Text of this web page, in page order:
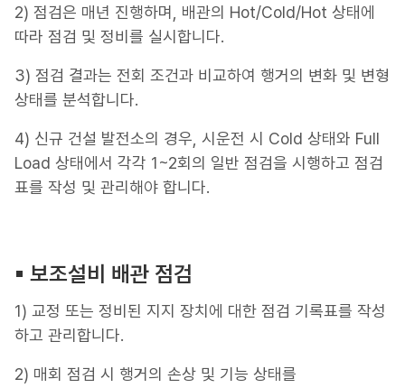
2) 점검은 매년 진행하며, 배관의 Hot/Cold/Hot 상태에
따라 점검 및 정비를 실시합니다.
3) 점검 결과는 전회 조건과 비교하여 행거의 변화 및 변형
상태를 분석합니다.
4) 신규 건설 발전소의 경우, 시운전 시 Cold 상태와 Full
Load 상태에서 각각 1~2회의 일반 점검을 시행하고 점검
표를 작성 및 관리해야 합니다.
▪︎ 보조설비 배관 점검
1) 교정 또는 정비된 지지 장치에 대한 점검 기록표를 작성
하고 관리합니다.
2) 매회 점검 시 행거의 손상 및 기능 상태를